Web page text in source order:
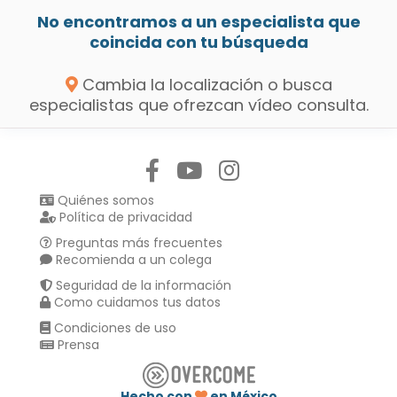
No encontramos a un especialista que
coincida con tu búsqueda
Cambia la localización o busca
especialistas que ofrezcan vídeo consulta.
Quiénes somos
Política de privacidad
Preguntas más frecuentes
Recomienda a un colega
Seguridad de la información
Como cuidamos tus datos
Condiciones de uso
Prensa